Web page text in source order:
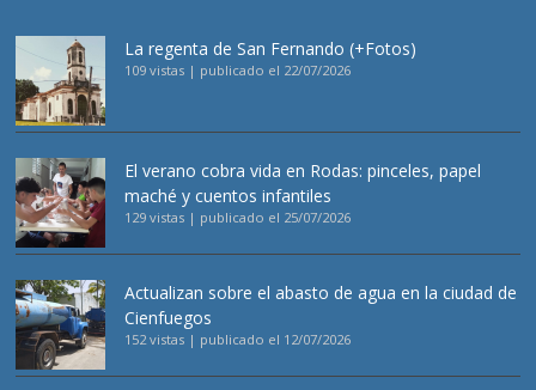
La regenta de San Fernando (+Fotos)
109 vistas | publicado el 22/07/2026
El verano cobra vida en Rodas: pinceles, papel
maché y cuentos infantiles
129 vistas | publicado el 25/07/2026
Actualizan sobre el abasto de agua en la ciudad de
Cienfuegos
152 vistas | publicado el 12/07/2026